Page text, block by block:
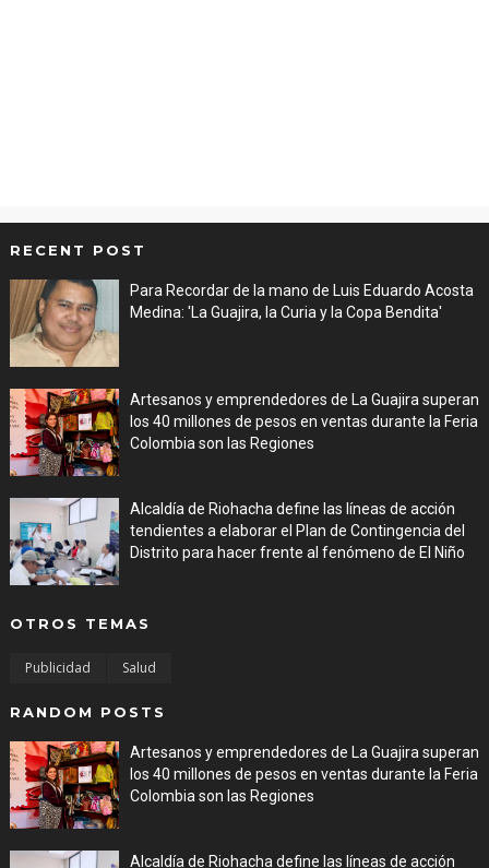
RECENT POST
Para Recordar de la mano de Luis Eduardo Acosta
Medina: 'La Guajira, la Curia y la Copa Bendita'
Artesanos y emprendedores de La Guajira superan
los 40 millones de pesos en ventas durante la Feria
Colombia son las Regiones
Alcaldía de Riohacha define las líneas de acción
tendientes a elaborar el Plan de Contingencia del
Distrito para hacer frente al fenómeno de El Niño
OTROS TEMAS
Publicidad Salud
RANDOM POSTS
Artesanos y emprendedores de La Guajira superan
los 40 millones de pesos en ventas durante la Feria
Colombia son las Regiones
Alcaldía de Riohacha define las líneas de acción